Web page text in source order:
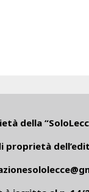
della
proprietà